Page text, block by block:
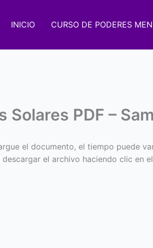
INICIO CURSO DE PODERES
Solares PDF –
el documento, el tiempo puede
el archivo haciendo clic en